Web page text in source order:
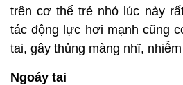
trên cơ thể trẻ nhỏ lúc này
tác động lực hơi mạnh cũng
tai, gây thủng màng nhĩ,
Ngoáy tai